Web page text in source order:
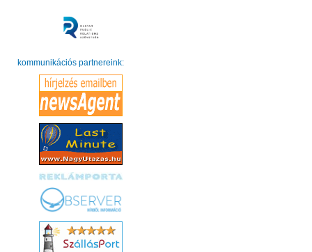
kommunikációs partnereink: